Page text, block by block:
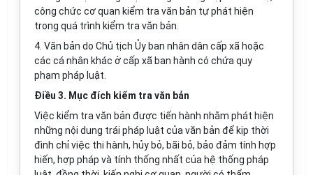
công chức cơ quan kiểm tra văn bản tự phát hiện
trong quá trình kiểm tra văn bản.
4. Văn bản do Chủ tịch Ủy ban nhân dân cấp xã hoặc
các cá nhân khác ở cấp xã ban hành có chứa quy
phạm pháp luật.
Điều 3. Mục đích kiểm tra văn bản
Việc kiểm tra văn bản được tiến hành nhằm phát hiện
những nội dung trái pháp luật của văn bản để kịp thời
đình chỉ việc thi hành, hủy bỏ, bãi bỏ, bảo đảm tính hợp
hiến, hợp pháp và tính thống nhất của hệ thống pháp